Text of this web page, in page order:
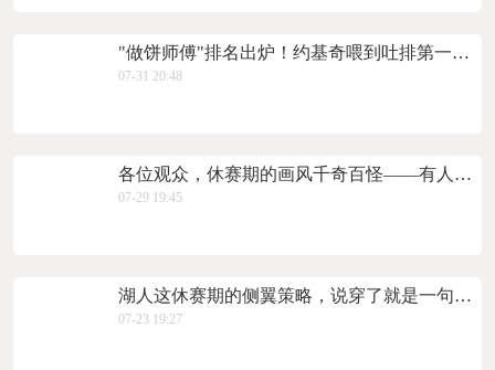
"做饼师傅"排名出炉！约基奇喂到吐排第一，东契奇哈登双双上榜，76人这笔账得好好算
07-31 20:48
各位观众，休赛期的画风千奇百怪——有人在训练馆挥汗如雨，有人在交易流言里若隐若现，而吉米·巴特勒选择了第三种
07-29 19:45
湖人这休赛期的侧翼策略，说穿了就是一句话：疯狂囤货，刮出一张算一张。 而最终成型的这套“侧翼人海
07-23 19:27